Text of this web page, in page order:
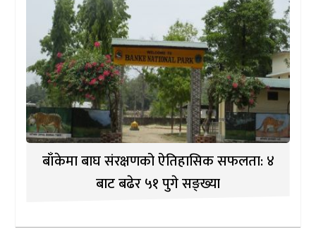
बाँकेमा बाघ संरक्षणको ऐतिहासिक सफलता: ४
बाट बढेर ५१ पुगे सङ्ख्या